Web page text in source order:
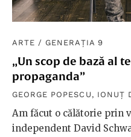
ARTE / GENERAȚIA 9
„Un scop de bază al
propaganda”
GEORGE POPESCU , IONUȚ
Am făcut o călătorie prin
independent David